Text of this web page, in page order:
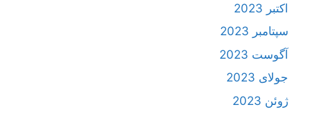
اکتبر 2023
سپتامبر 2023
آگوست 2023
جولای 2023
ژوئن 2023